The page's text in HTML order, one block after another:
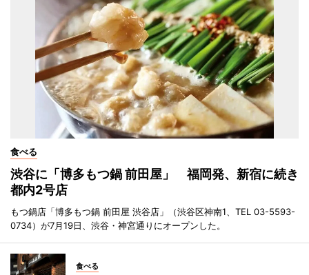
食べる
渋谷に「博多もつ鍋 前田屋」 福岡発、新宿に続き
都内2号店
もつ鍋店「博多もつ鍋 前田屋 渋谷店」（渋谷区神南1、TEL 03-5593-
0734）が7月19日、渋谷・神宮通りにオープンした。
食べる